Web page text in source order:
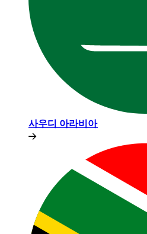
사우디 아라비아​​